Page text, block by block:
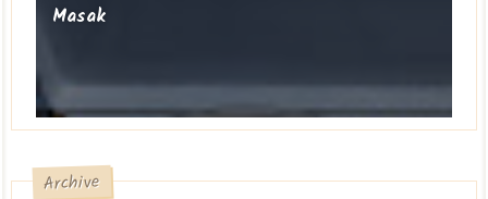
Masak
Archive